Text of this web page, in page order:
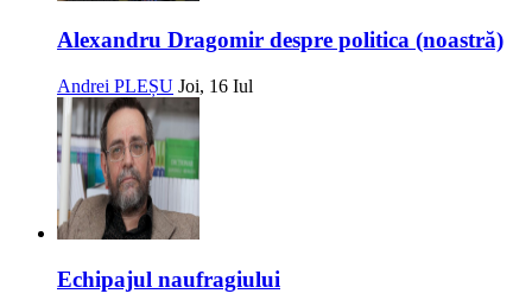
Alexandru Dragomir despre politica (noastră)
Andrei PLEȘU Joi, 16 Iul
Echipajul naufragiului